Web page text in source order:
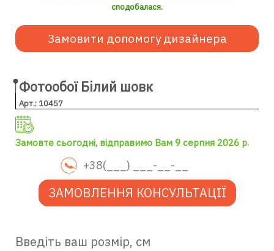
сподобалася.
Замовити допомогу дизайнера
Фотообої Білий шовк
Арт.: 10457
Замовте сьогодні, відправимо Вам 9 серпня 2026 р.
ЗАМОВЛЕННЯ КОНСУЛЬТАЦІЇ
Введіть ваш розмір, см